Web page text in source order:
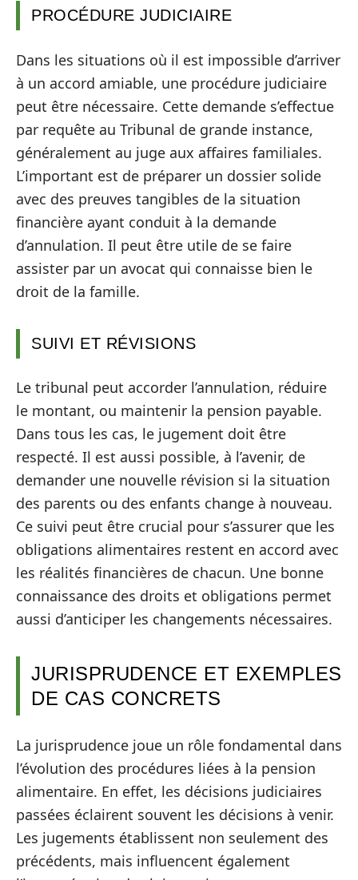
PROCÉDURE JUDICIAIRE
Dans les situations où il est impossible d’arriver
à un accord amiable, une procédure judiciaire
peut être nécessaire. Cette demande s’effectue
par requête au Tribunal de grande instance,
généralement au juge aux affaires familiales.
L’important est de préparer un dossier solide
avec des preuves tangibles de la situation
financière ayant conduit à la demande
d’annulation. Il peut être utile de se faire
assister par un avocat qui connaisse bien le
droit de la famille.
SUIVI ET RÉVISIONS
Le tribunal peut accorder l’annulation, réduire
le montant, ou maintenir la pension payable.
Dans tous les cas, le jugement doit être
respecté. Il est aussi possible, à l’avenir, de
demander une nouvelle révision si la situation
des parents ou des enfants change à nouveau.
Ce suivi peut être crucial pour s’assurer que les
obligations alimentaires restent en accord avec
les réalités financières de chacun. Une bonne
connaissance des droits et obligations permet
aussi d’anticiper les changements nécessaires.
JURISPRUDENCE ET EXEMPLES
DE CAS CONCRETS
La jurisprudence joue un rôle fondamental dans
l’évolution des procédures liées à la pension
alimentaire. En effet, les décisions judiciaires
passées éclairent souvent les décisions à venir.
Les jugements établissent non seulement des
précédents, mais influencent également